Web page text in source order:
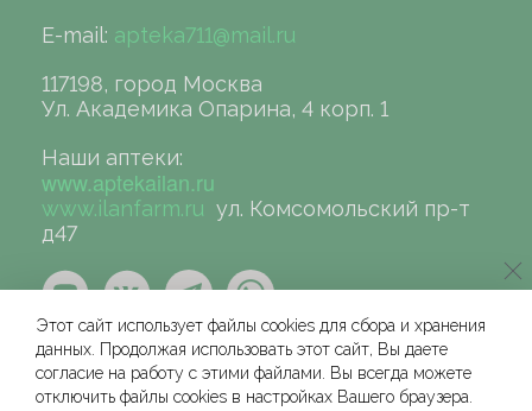
E-mail: apteka711@mail.ru
117198, город Москва
Ул. Академика Опарина, 4 корп. 1
Наши аптеки:
www.aptekailan.ru
www.ilanfarm.ru ул. Комсомольский пр-т
д47
©сеть аптек «ИЛАН», 2004-2026
Этот сайт использует файлы cookies для сбора и хранения
данных. Продолжая использовать этот сайт, Вы даете
согласие на работу с этими файлами. Вы всегда можете
отключить файлы cookies в настройках Вашего браузера.